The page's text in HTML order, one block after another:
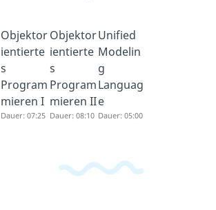
Objektor
ientierte
s
Program
mieren I
Dauer: 07:25
Objektor
ientierte
s
Program
mieren II
Dauer: 08:10
Unified
Modelin
g
Languag
e
Dauer: 05:00